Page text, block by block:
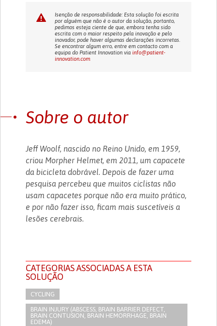
Isenção de responsabilidade: Esta solução foi escrita
por alguém que não é o autor da solução, portanto,
pedimos esteja ciente de que, embora tenha sido
escrita com o maior respeito pela inovação e pelo
inovador, pode haver algumas declarações incorretas.
Se encontrar algum erro, entre em contacto com a
equipa do Patient Innovation viainfo@patient-
innovation.com
Sobre o autor
Jeff Woolf, nascido no Reino Unido, em 1959,
criou Morpher Helmet, em 2011, um capacete
da bicicleta dobrável. Depois de fazer uma
pesquisa percebeu que muitos ciclistas não
usam capacetes porque não era muito prático,
e por não fazer isso, ficam mais suscetíveis a
lesões cerebrais.
CATEGORIAS ASSOCIADAS A ESTA
SOLUÇÃO
CYCLING
BRAIN INJURY (ABSCESS, BRAIN BARRIER DEFECT,
BRAIN CONTUSION, BRAIN HEMORRHAGE, BRAIN
EDEMA)